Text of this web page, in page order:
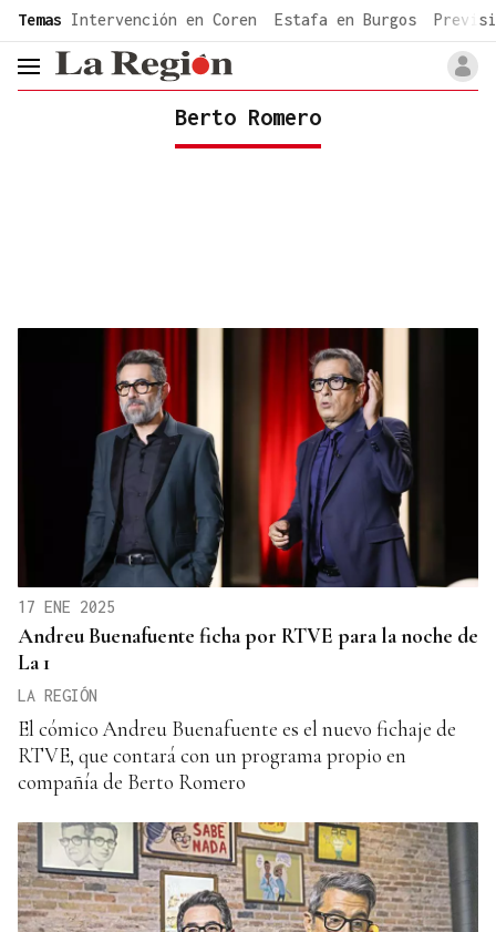
common.go-to-content
Temas Intervención en Coren Estafa en Burgos
header.menu.open
Berto Romero
17 ENE 2025
Andreu Buenafuente ficha por RTVE para la noche de
La 1
LA REGIÓN
El cómico Andreu Buenafuente es el nuevo fichaje de
RTVE, que contará con un programa propio en
compañía de Berto Romero